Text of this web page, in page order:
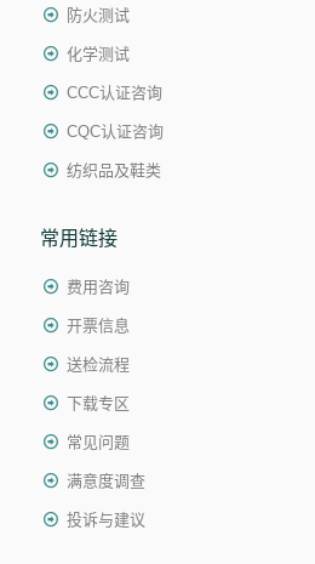
防火测试
化学测试
CCC认证咨询
CQC认证咨询
纺织品及鞋类
常用链接
费用咨询
开票信息
送检流程
下载专区
常见问题
满意度调查
投诉与建议